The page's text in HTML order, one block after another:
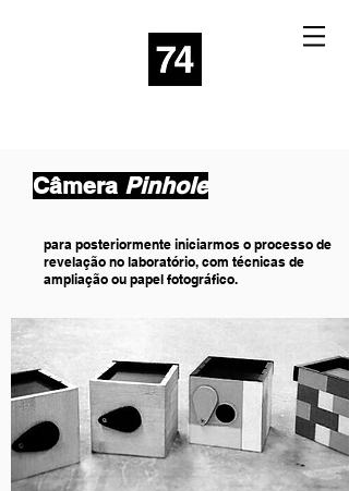
Câmera Pinhole
para posteriormente iniciarmos o processo de
revelação no laboratório, com técnicas de
ampliação ou papel fotográfico.